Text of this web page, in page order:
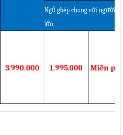
Ngủ ghép chung với người
lớn
3.990.000 1.995.000 Miễn phí